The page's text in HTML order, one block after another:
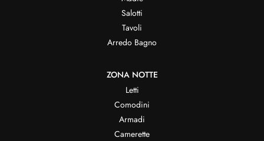
Salotti
Tavoli
Arredo Bagno
ZONA NOTTE
Letti
Comodini
Armadi
Camerette